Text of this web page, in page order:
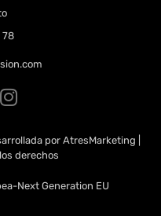
78
porAtresMarketing
derechos
Next Generation EU